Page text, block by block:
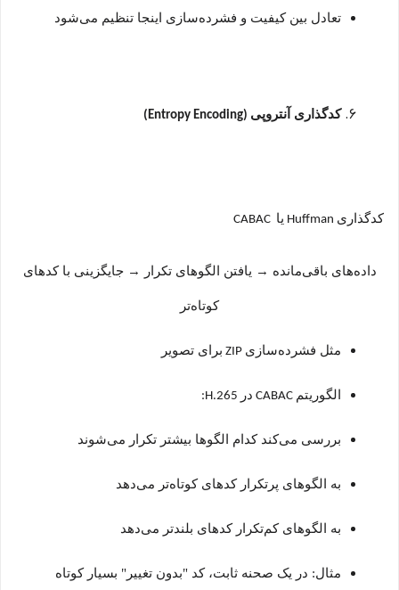
تعادل بین کیفیت و فشرده‌سازی اینجا تنظیم می‌شود
کدگذاری آنتروپی (Entropy Encoding)
کدگذاری یا
داده‌های باقی‌مانده → یافتن الگوهای تکرار → جایگزینی با کدهای
کوتاه‌تر
مثل فشرده‌سازی برای تصویر
الگوریتم در
بررسی می‌کند کدام الگوها بیشتر تکرار می‌شوند
به الگوهای پرتکرار کدهای کوتاه‌تر می‌دهد
به الگوهای کم‌تکرار کدهای بلندتر می‌دهد
مثال: در یک صحنه ثابت، کد "بدون تغییر" بسیار کوتاه